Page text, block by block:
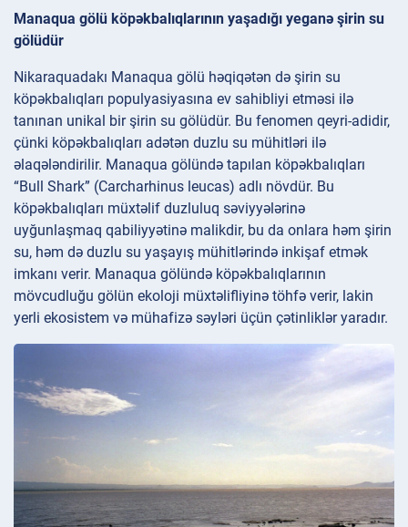
Manaqua gölü köpəkbalıqlarının yaşadığı yeganə şirin su
gölüdür
Nikaraquadakı Manaqua gölü həqiqətən də şirin su
köpəkbalıqları populyasiyasına ev sahibliyi etməsi ilə
tanınan unikal bir şirin su gölüdür. Bu fenomen qeyri-adidir,
çünki köpəkbalıqları adətən duzlu su mühitləri ilə
əlaqələndirilir. Manaqua gölündə tapılan köpəkbalıqları
“Bull Shark” (Carcharhinus leucas) adlı növdür. Bu
köpəkbalıqları müxtəlif duzluluq səviyyələrinə
uyğunlaşmaq qabiliyyətinə malikdir, bu da onlara həm şirin
su, həm də duzlu su yaşayış mühitlərində inkişaf etmək
imkanı verir. Manaqua gölündə köpəkbalıqlarının
mövcudluğu gölün ekoloji müxtəlifliyinə töhfə verir, lakin
yerli ekosistem və mühafizə səyləri üçün çətinliklər yaradır.